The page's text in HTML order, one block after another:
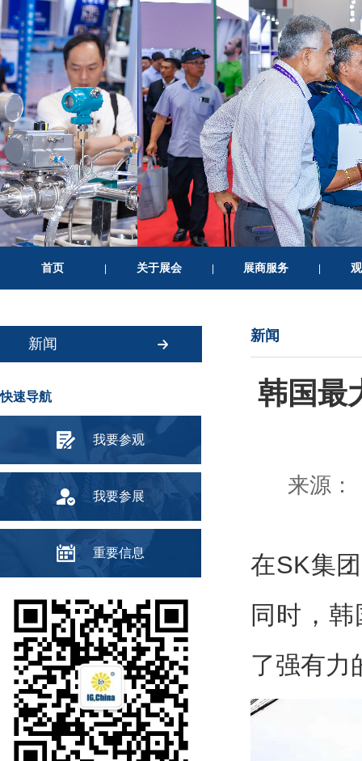
首页 | 关于展会 | 展商服务 |
新闻
快速导航
我要参观
我要参展
重要信息
新闻
韩国最
来源
在SK集
同时，
了强有力